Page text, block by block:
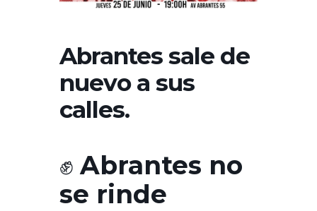
Abrantes sale de
nuevo a sus
calles.
✊Abrantes no
se rinde